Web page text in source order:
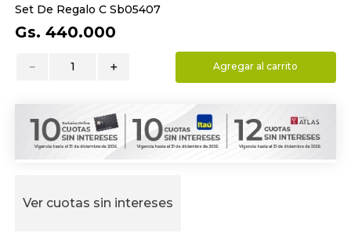
Set De Regalo C Sb05407
Gs. 440.000
＋
－ Agregar al carrito
Ver cuotas sin intereses
9.
almohada